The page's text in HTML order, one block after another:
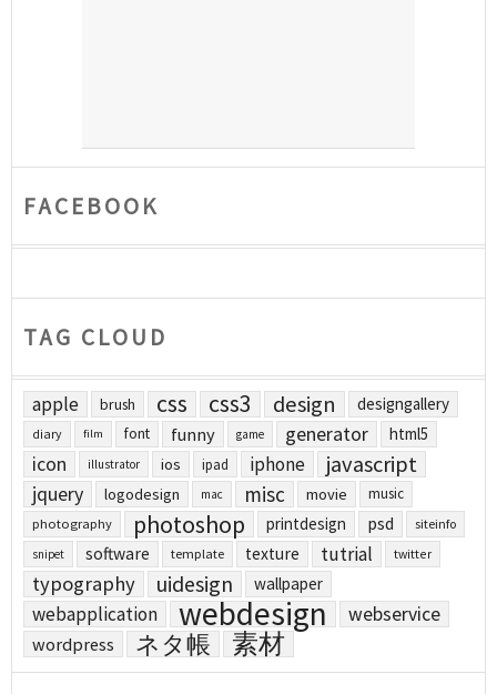
FACEBOOK
TAG CLOUD
apple brush css css3 design designgallery
diary film font funny game generator html5
icon illustrator ios ipad iphone javascript
jquery logodesign mac misc movie music
photography photoshop printdesign psd siteinfo
snipet software template texture tutrial twitter
typography uidesign wallpaper
webapplication webdesign webservice
wordpress ネタ帳 素材